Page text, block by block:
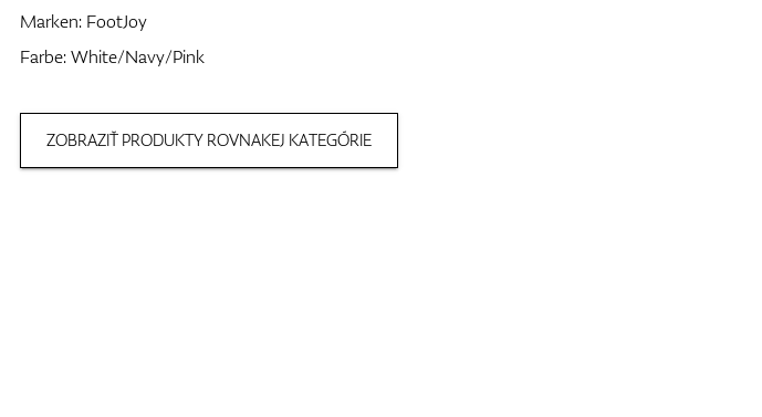
Marken: FootJoy
Farbe: White/Navy/Pink
ZOBRAZIŤ PRODUKTY ROVNAKEJ KATEGÓRIE